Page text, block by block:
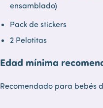
ensamblado)
Pack de stickers
2 Pelotitas
Edad mínima
Recomendado para bebés